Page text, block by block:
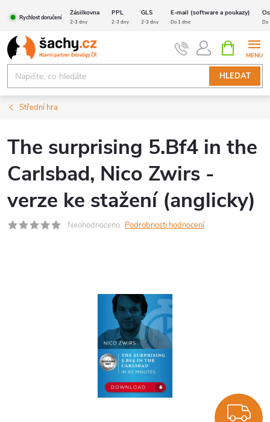
obsah
Rychlost doručení
Zásilkovna PPL GLS E-mail (software a poukazy)
2-3 dny 2-3 dny 2-3 dny Do 1 dne Do
HLEDAT
NÁKUPNÍ
KOŠÍK
Střední hra
The surprising 5.Bf4 in the
Carlsbad, Nico Zwirs -
verze ke stažení (anglicky)
Neohodnoceno Podrobnosti hodnocení